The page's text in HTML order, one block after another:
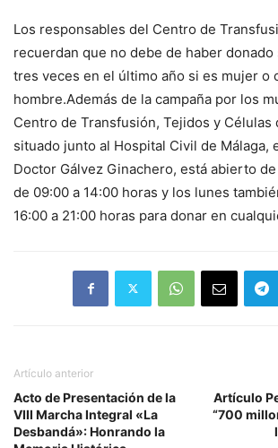
Los responsables del Centro de
recuerdan que no debe de haber donado
tres veces en el último año si es mujer o
hombre.Además de la campaña por los
Centro de Transfusión, Tejidos y Células
situado junto al Hospital Civil de Málaga,
Doctor Gálvez Ginachero, está abierto
de 09:00 a 14:00 horas y los lunes
16:00 a 21:00 horas para donar en
Artículo anterior
Acto de Presentación de la
VIII Marcha Integral «La
Desbandá»: Honrando la
Artículo
“700